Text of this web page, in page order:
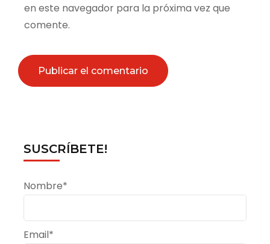
en este navegador para la próxima vez que
comente.
SUSCRÍBETE!
Nombre*
Email*